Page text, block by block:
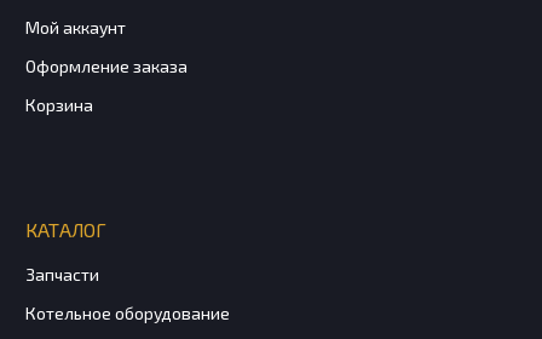
Мой аккаунт
Оформление заказа
Корзина
КАТАЛОГ
Запчасти
Котельное оборудование